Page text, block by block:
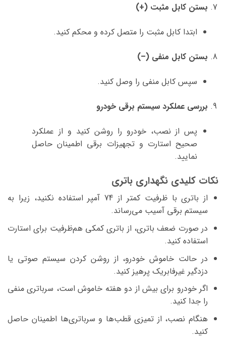
بستن کابل مثبت (+)
ابتدا کابل مثبت را متصل کرده و محکم کنید.
بستن کابل منفی (–)
سپس کابل منفی را وصل کنید.
بررسی عملکرد سیستم برقی خودرو
پس از نصب، خودرو را روشن کنید و از عملکرد
صحیح استارت و تجهیزات برقی اطمینان حاصل
نمایید.
نکات کلیدی نگهداری باتری
از باتری با ظرفیت کمتر از 74 آمپر استفاده نکنید، زیرا به
سیستم برقی آسیب می‌رساند.
در صورت ضعف باتری، از باتری کمکی هم‌ظرفیت برای استارت
استفاده کنید.
در حالت خاموش خودرو، از روشن کردن سیستم صوتی یا
دزدگیر غیرفابریک پرهیز کنید.
اگر خودرو برای بیش از دو هفته خاموش است، سرباتری منفی
را جدا کنید.
هنگام نصب، از تمیزی قطب‌ها و سرباتری‌ها اطمینان حاصل
کنید.